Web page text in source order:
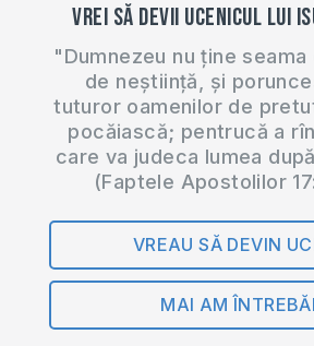
Vrei să devii ucenicul lui
"Dumnezeu nu ține
de neștiință, și
tuturor oamenilor de
pocăiască; pentrucă a
care va judeca lumea
(Faptele Apostolilor
VREAU SĂ DEVIN
MAI AM